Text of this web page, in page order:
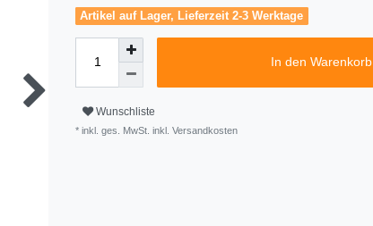
Artikel auf Lager, Lieferzeit 2-3 Werktage
In den Warenkorb
Wunschliste
* inkl. ges. MwSt. inkl. Versandkosten